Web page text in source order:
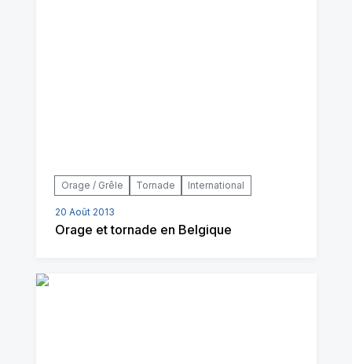
Orage / Grêle Tornade International
20 Août 2013
Orage et tornade en Belgique